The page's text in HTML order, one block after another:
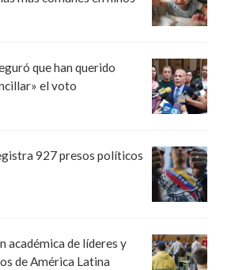
que han querido
el voto
927 presos políticos
académica de líderes y
de América Latina